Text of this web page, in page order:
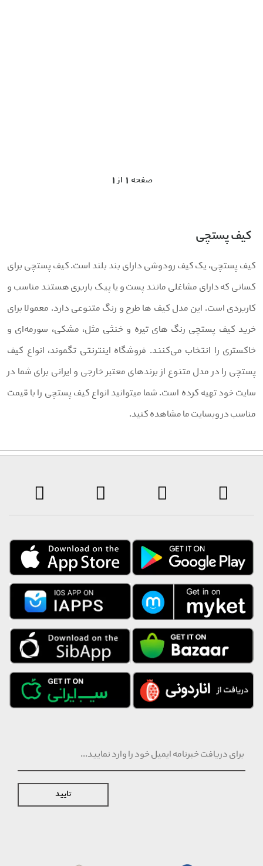
1 صفحه 1 از
کیف پستچی
پستچی، یک کیف رودوشی دارای بند بلند است. کیف پستچی برای
که دارای مشاغلی مانند پست و یا پیک باربری هستند مناسب و
است. این مدل کیف ها طرح و رنگ متنوعی دارد. معمولا برای
کیف پستچی رنگ های تیره و خنثی مثل، مشکی، سورمه‌ای و
را انتخاب می‌کنند. فروشگاه اینترنتی تگموند، انواع کیف
را در مدل متنوع از برندهای معتبر خارجی و ایرانی برای شما در
خود تهیه کرده است. شما میتوانید انواع کیف پستچی را با قیمت
در وبسایت ما مشاهده کنید.
تایید